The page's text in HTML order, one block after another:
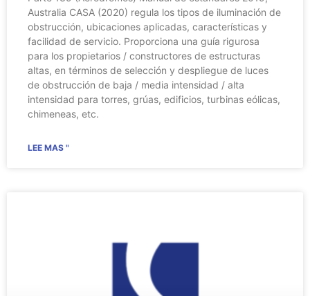
Australia CASA (2020) regula los tipos de iluminación de
obstrucción, ubicaciones aplicadas, características y
facilidad de servicio. Proporciona una guía rigurosa
para los propietarios / constructores de estructuras
altas, en términos de selección y despliegue de luces
de obstrucción de baja / media intensidad / alta
intensidad para torres, grúas, edificios, turbinas eólicas,
chimeneas, etc.
LEE MAS "